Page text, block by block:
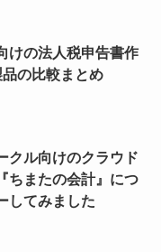
けの法人税申告書作
の比較まとめ
クル向けのクラウド
ちまたの会計』につ
してみました